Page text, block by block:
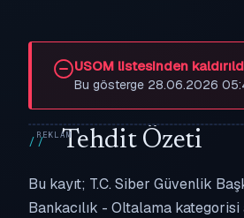
USOM listesinden
Bu gösterge 28.06.2026
Tehdit Özeti
Bu kayıt; T.C. Siber Güvenlik
Bankacılık - Oltalama